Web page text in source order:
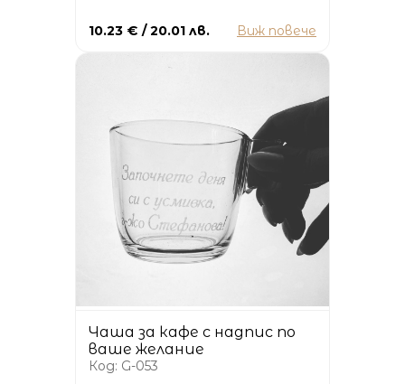
10.23 € / 20.01 лв. Виж повече
Чаша за кафе с надпис по
ваше желание
Код: G-053